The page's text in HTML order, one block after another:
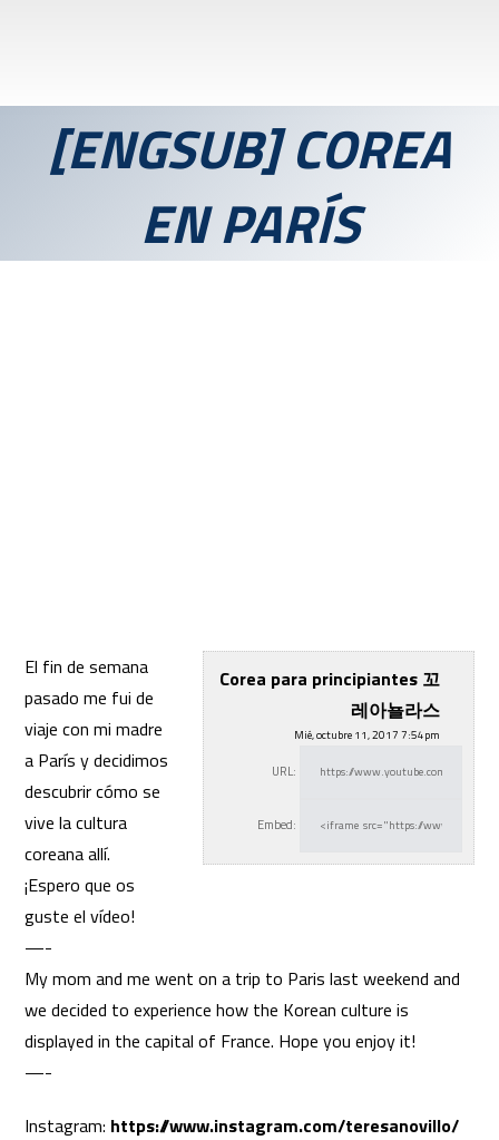
[ENGSUB] COREA
EN PARÍS
Corea para principiantes 꼬
레아뇰라스
Mié, octubre 11, 2017 7:54pm
URL:
Embed:
El fin de semana
pasado me fui de
viaje con mi madre
a París y decidimos
descubrir cómo se
vivela cultura
coreana allí.
¡Espero que os
guste el vídeo!
—-
My mom and me went on a trip to Paris last weekend and
we decided to experience how the Korean culture is
displayed in the capital of France. Hope you enjoy it!
—-
Instagram: https://www.instagram.com/teresanovillo/